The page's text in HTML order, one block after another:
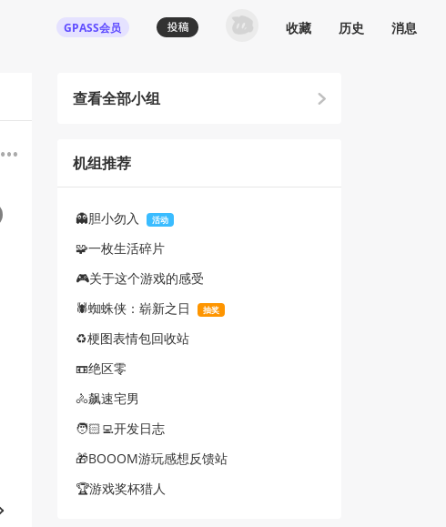
GPASS会员 收藏 历史 消息
查看全部小组
机组推荐
👻胆小勿入 活动
🧩一枚生活碎片
🎮关于这个游戏的感受
🕷️蜘蛛侠：崭新之日
抽奖
♻️梗图表情包回收站
📼绝区零
🚴飙速宅男
🧑🏻‍💻开发日志
🎁BOOOM游玩感想反馈站
🏆游戏奖杯猎人